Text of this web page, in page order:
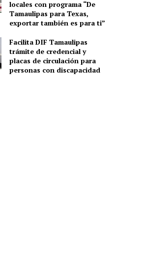
locales con programa “De
Tamaulipas para Texas,
exportar también es para ti”
Facilita DIF Tamaulipas
trámite de credencial y
placas de circulación para
personas con discapacidad